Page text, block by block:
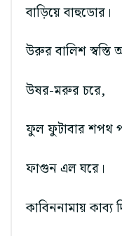
বাড়িয়ে বাহুডোর।
উরুর বালিশ স্বস্তি
উষর-মরুর চরে,
ফুল ফুটাবার শপথ
ফাগুন এল ঘরে।
কাবিননামায় কাব্য